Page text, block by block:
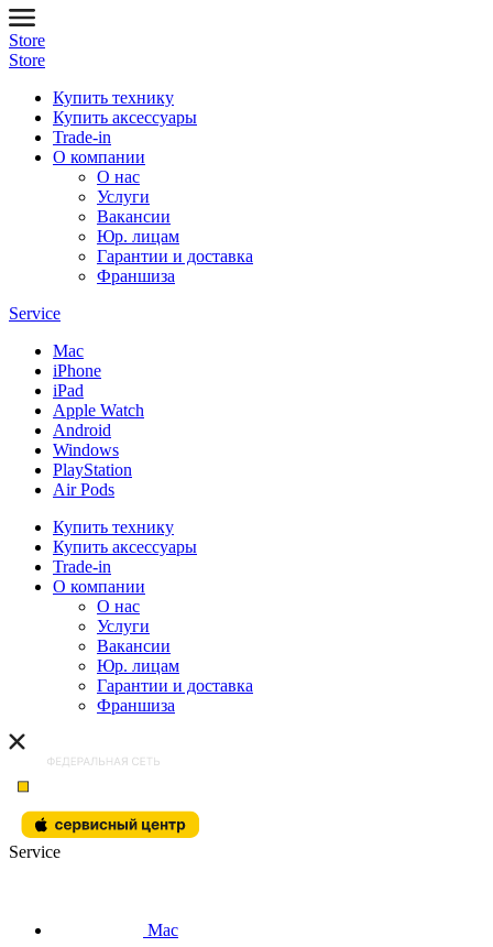
Store
Store
Купить технику
Купить аксессуары
Trade-in
О компании
О нас
Услуги
Вакансии
Юр. лицам
Гарантии и доставка
Франшиза
Service
Mac
iPhone
iPad
Apple Watch
Android
Windows
PlayStation
Air Pods
Купить технику
Купить аксессуары
Trade-in
О компании
О нас
Услуги
Вакансии
Юр. лицам
Гарантии и доставка
Франшиза
Service
Mac